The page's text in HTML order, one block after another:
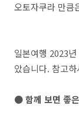
오토자쿠라 만큼
일본여행 2023
았습니다. 참고
● 함께 보면 좋